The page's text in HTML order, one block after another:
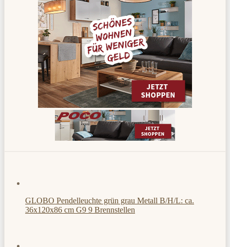
GLOBO Pendelleuchte grün grau Metall B/H/L: ca.
36x120x86 cm G9 9 Brennstellen